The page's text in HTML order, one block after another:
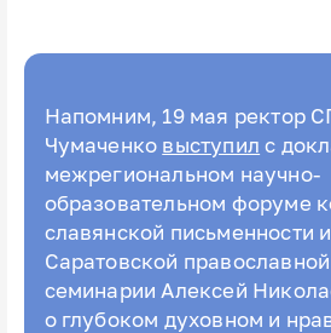
Напомним, 19 мая ректор
Чумаченко выступил с
межрегиональном научно-
образовательном форуме
славянской письменности
Саратовской
семинарии Алексей
о глубоком духовном и